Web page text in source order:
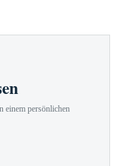
einem persönlichen